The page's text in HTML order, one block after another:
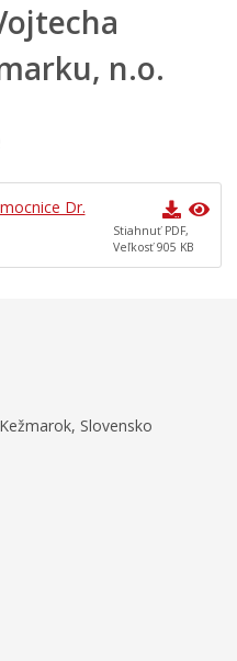
n.o.
Dr.
Stiahnuť PDF,
Veľkosť 905 KB
Slovensko